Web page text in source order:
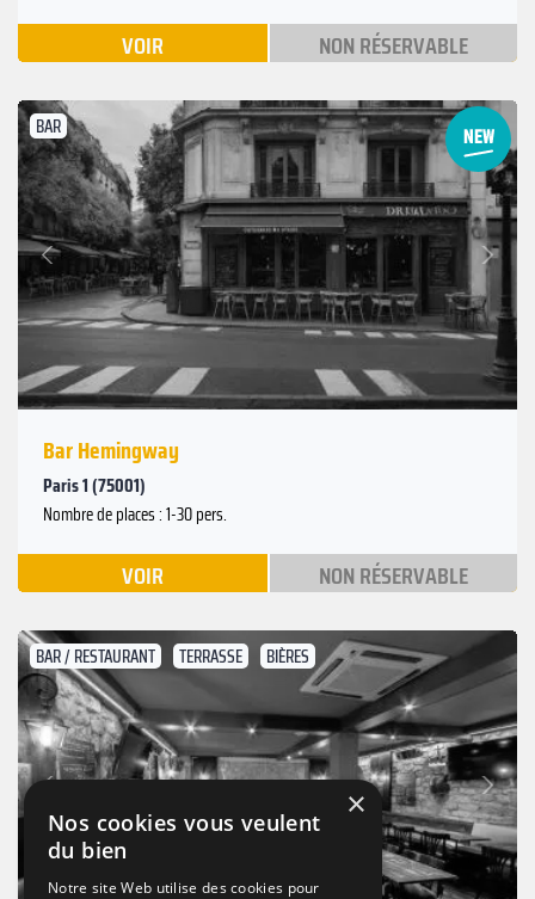
VOIR NON RÉSERVABLE
BAR
Précédent
Suivant
Bar Hemingway
Paris 1 (75001)
Nombre de places : 1-30 pers.
VOIR NON RÉSERVABLE
BAR / RESTAURANT TERRASSE BIÈRES
Suivant
×
Nos cookies vous veulent
du bien
Notre site Web utilise des cookies pour